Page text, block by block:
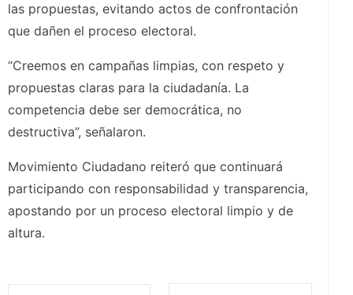
las propuestas, evitando actos de confrontación
que dañen el proceso electoral.
“Creemos en campañas limpias, con respeto y
propuestas claras para la ciudadanía. La
competencia debe ser democrática, no
destructiva”, señalaron.
Movimiento Ciudadano reiteró que continuará
participando con responsabilidad y transparencia,
apostando por un proceso electoral limpio y de
altura.